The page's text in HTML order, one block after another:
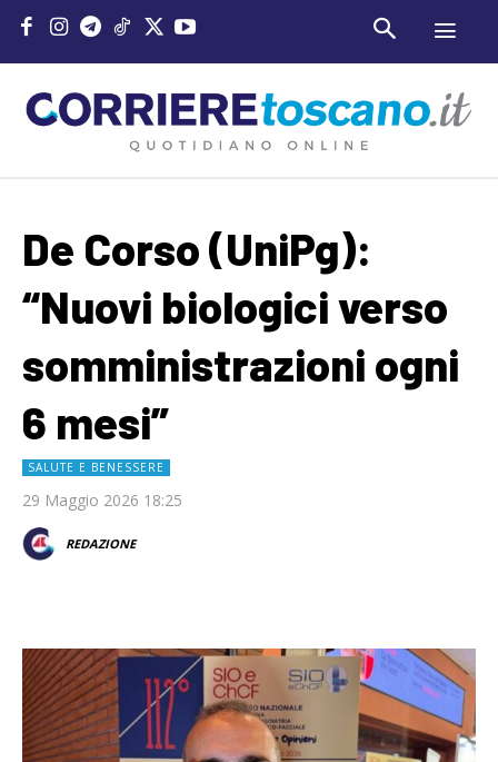
De Corso (UniPg):
“Nuovi biologici verso
somministrazioni ogni
6 mesi”
SALUTE E BENESSERE
29 Maggio 2026 18:25
REDAZIONE